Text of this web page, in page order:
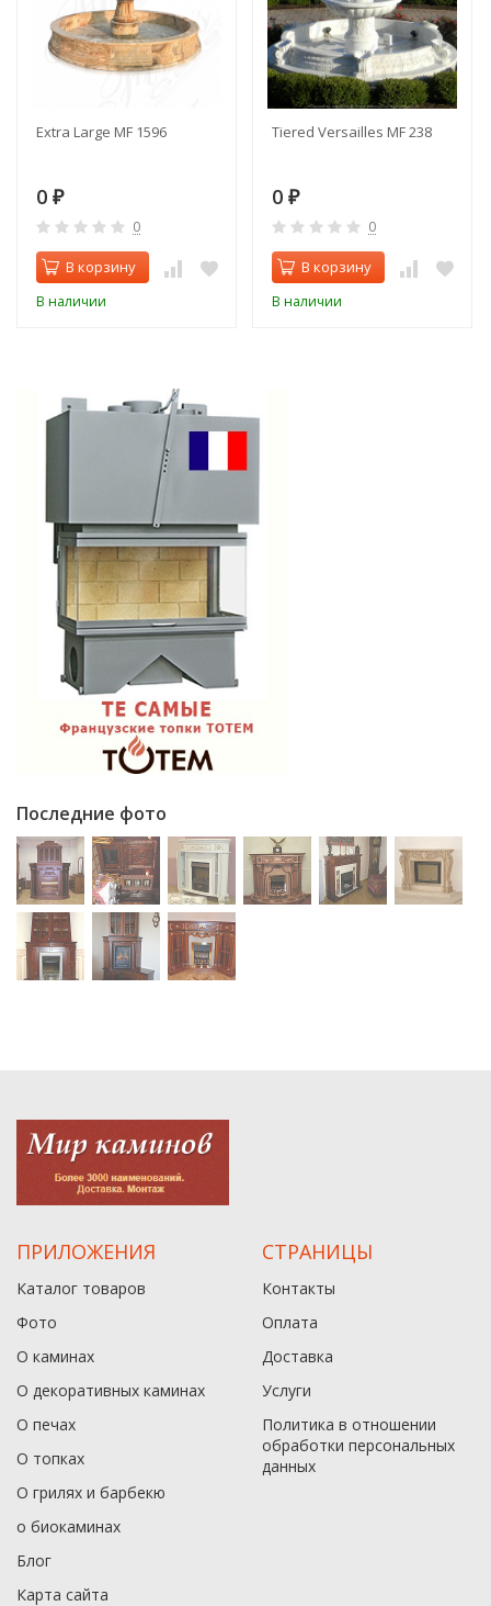
Extra Large MF 1596
0 ₽
0
В корзину
В наличии
Tiered Versailles MF 238
0 ₽
0
В корзину
В наличии
Последние фото
ПРИЛОЖЕНИЯ
Каталог товаров
Фото
О каминах
О декоративных каминах
О печах
О топках
О грилях и барбекю
о биокаминах
Блог
Карта сайта
СТРАНИЦЫ
Контакты
Оплата
Доставка
Услуги
Политика в отношении
обработки персональных
данныx